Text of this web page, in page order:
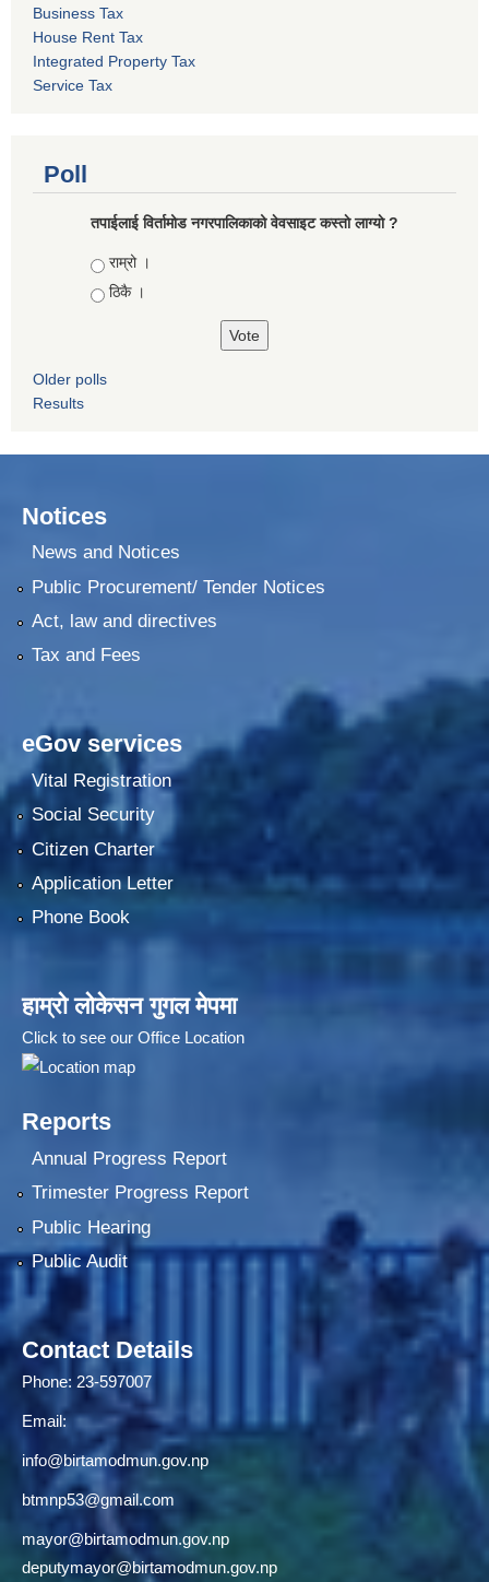
Business Tax
House Rent Tax
Integrated Property Tax
Service Tax
Poll
तपाईलाई विर्तामोड नगरपालिकाको वेवसाइट कस्ताे लाग्याे ?
Choices
राम्रो ।
ठिकै ।
Older polls
Results
Notices
News and Notices
Public Procurement/ Tender Notices
Act, law and directives
Tax and Fees
eGov services
Vital Registration
Social Security
Citizen Charter
Application Letter
Phone Book
हाम्रो लोकेसन गुगल मेपमा
Click to see our Office Location
Reports
Annual Progress Report
Trimester Progress Report
Public Hearing
Public Audit
Contact Details
Phone: 23-597007
Email:
info@birtamodmun.gov.np
btmnp53@gmail.com
mayor@birtamodmun.gov.np
deputymayor@birtamodmun.gov.np